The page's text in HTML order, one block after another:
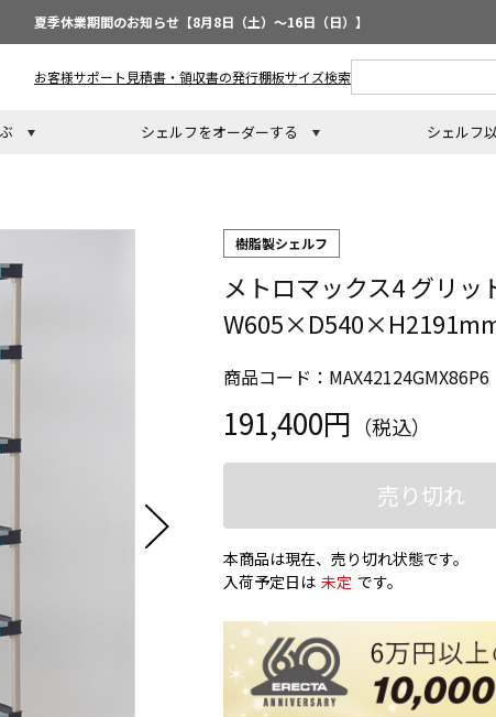
夏季休業期間のお知らせ【8月8日（土）～16日（日）】
お客様サポート 見積書・領収書の発行棚板サイズ検索
シェルフをオーダーする シェルフ
樹脂製シェルフ
メトロマックス4 グリッ
W605×D540×H2191mm
商品コード：MAX42124GMX86P6
191,400円 （税込）
売り切れ
本商品は現在、売り切れ状態です。
入荷予定日は 未定 です。